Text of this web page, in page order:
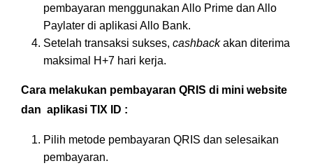
pembayaran menggunakan Allo Prime dan Allo
Paylater di aplikasi Allo Bank.
Setelah transaksi sukses, cashbackakan diterima
maksimal H+7 hari kerja.
Cara melakukan pembayaran QRIS di mini website
dan aplikasi TIX ID :
Pilih metode pembayaran QRIS dan selesaikan
pembayaran.